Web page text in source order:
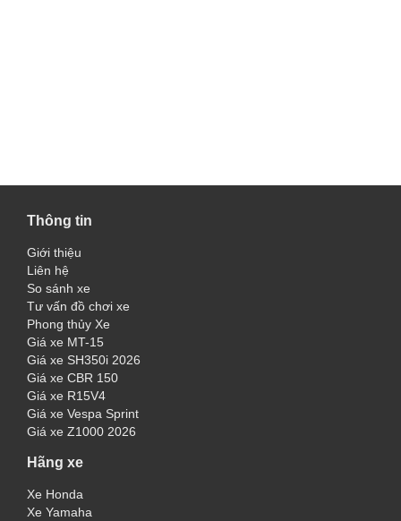
Thông tin
Giới thiệu
Liên hệ
So sánh xe
Tư vấn đồ chơi xe
Phong thủy Xe
Giá xe MT-15
Giá xe SH350i 2026
Giá xe CBR 150
Giá xe R15V4
Giá xe Vespa Sprint
Giá xe Z1000 2026
Hãng xe
Xe Honda
Xe Yamaha